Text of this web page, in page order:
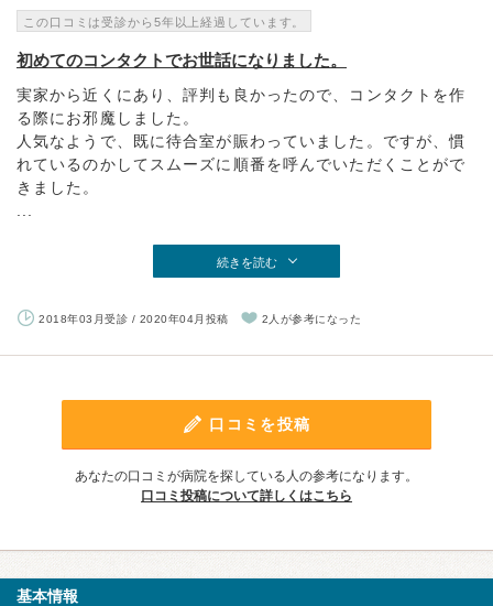
この口コミは受診から5年以上経過しています。
初めてのコンタクトでお世話になりました。
実家から近くにあり、評判も良かったので、コンタクトを作
る際にお邪魔しました。
人気なようで、既に待合室が賑わっていました。ですが、慣
れているのかしてスムーズに順番を呼んでいただくことがで
きました。
続きを読む
2018年03月受診 / 2020年04月投稿 2人が参考になった
口コミを投稿
あなたの口コミが病院を探している人の参考になります。
口コミ投稿について詳しくはこちら
基本情報